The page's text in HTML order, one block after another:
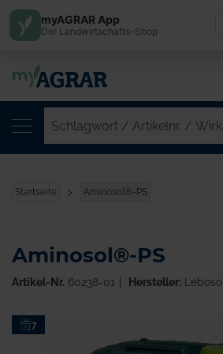
Startseite Aminosol®-PS
Zum7
Aminosol®-PS
Artikel-Nr. 60238-01 Hersteller:Lebosol
myAGRAR App
Der Landwirtschafts-Shop